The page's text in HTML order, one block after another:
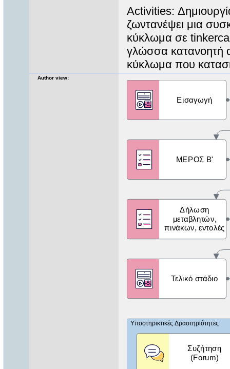
Activities:
ζωντανέψει μια
κύκλωμα σε
γλώσσα κατανοητή
κύκλωμα που
Author view: